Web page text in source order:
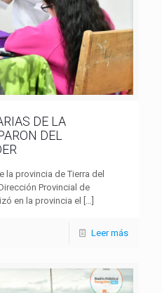
DE LA
DEL
la provincia de Tierra del
Provincial de
en la provincia el […]
Leer más